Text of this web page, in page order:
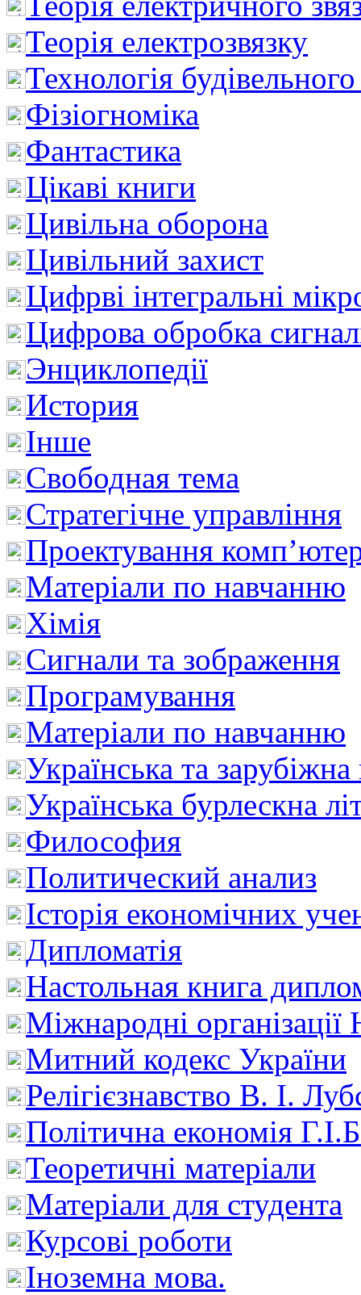
Теорія електрозвязку
Технологія
Фізіогноміка
Фантастика
Цікаві книги
Цивільна оборона
Цивільний захист
Цифрві інтегральні
Цифрова обробка
Энциклопедії
История
Інше
Свободная тема
Стратегічне управління
Проектування
Матеріали по навчанню
Хімія
Сигнали та зображення
Програмування
Матеріали по навчанню
Українська та зарубіжна
Українська бурлескна
Философия
Политический анализ
Історія економічних
Дипломатія
Настольная книга
Міжнародні
Митний кодекс України
Релігієзнавство В. І.
Політична економія
Теоретичні матеріали
Матеріали для студента
Курсові роботи
Іноземна мова.